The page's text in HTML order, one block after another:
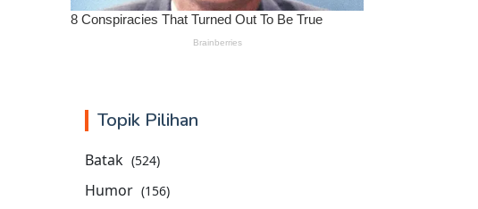
Topik Pilihan
Batak (524)
Humor (156)